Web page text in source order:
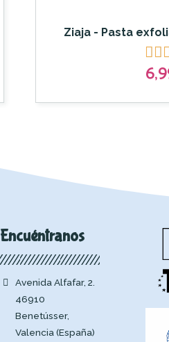
Ziaja - Pasta

Encuéntranos
Avenida Alfafar, 2.
46910
Benetússer,
Valencia (España)